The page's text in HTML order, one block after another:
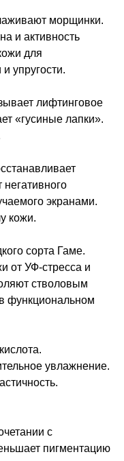
морщинки.
и активность
для
упругости.
лифтинговое
«гусиные лапки».
экранами.
кожи.
сорта Гаме.
от УФ-стресса и
стволовым
функциональном
увлажнение.
с
пигментацию